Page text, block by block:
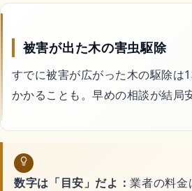
被害が出た木の害虫駆除
すでに被害が広がった木の駆除は
かかることも。早めの相談が結局
数字は「目安」だよ：業者の料金